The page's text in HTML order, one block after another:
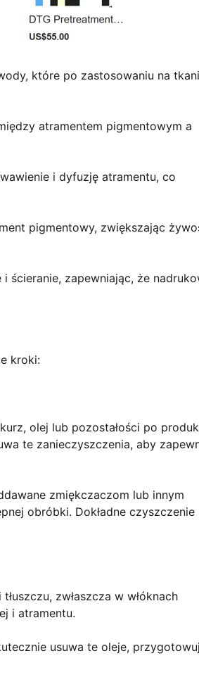
które po zastosowaniu na
atramentem pigmentowym a
i dyfuzję atramentu, co
pigmentowy, zwiększając
ścieranie, zapewniając, że
kroki:
olej lub pozostałości po
te zanieczyszczenia, aby
zmiękczaczom lub innym
obróbki. Dokładne czyszczenie
zwłaszcza w włóknach
i atramentu.
usuwa te oleje,